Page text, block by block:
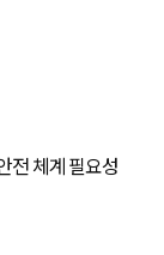
전 체계 필요성